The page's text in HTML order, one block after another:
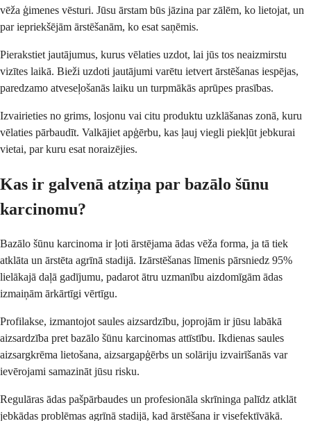
vēža ģimenes vēsturi. Jūsu ārstam būs jāzina par zālēm, ko lietojat, un
par iepriekšējām ārstēšanām, ko esat saņēmis.
Pierakstiet jautājumus, kurus vēlaties uzdot, lai jūs tos neaizmirstu
vizītes laikā. Bieži uzdoti jautājumi varētu ietvert ārstēšanas iespējas,
paredzamo atveseļošanās laiku un turpmākās aprūpes prasības.
Izvairieties no grims, losjonu vai citu produktu uzklāšanas zonā, kuru
vēlaties pārbaudīt. Valkājiet apģērbu, kas ļauj viegli piekļūt jebkurai
vietai, par kuru esat noraizējies.
Kas ir galvenā atziņa par bazālo šūnu
karcinomu?
Bazālo šūnu karcinoma ir ļoti ārstējama ādas vēža forma, ja tā tiek
atklāta un ārstēta agrīnā stadijā. Izārstēšanas līmenis pārsniedz 95%
lielākajā daļā gadījumu, padarot ātru uzmanību aizdomīgām ādas
izmaiņām ārkārtīgi vērtīgu.
Profilakse, izmantojot saules aizsardzību, joprojām ir jūsu labākā
aizsardzība pret bazālo šūnu karcinomas attīstību. Ikdienas saules
aizsargkrēma lietošana, aizsargapģērbs un solāriju izvairīšanās var
ievērojami samazināt jūsu risku.
Regulāras ādas pašpārbaudes un profesionāla skrīninga palīdz atklāt
jebkādas problēmas agrīnā stadijā, kad ārstēšana ir visefektīvākā.